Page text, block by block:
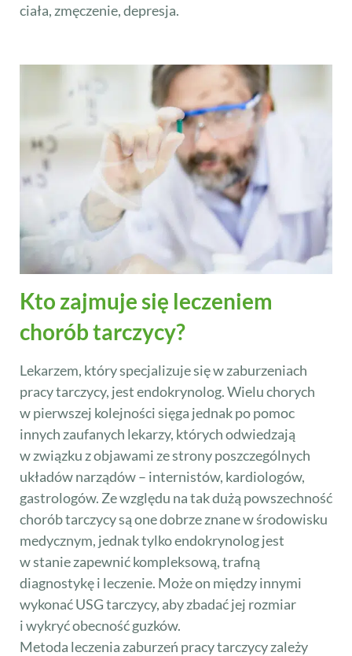
ciała, zmęczenie, depresja.
Kto zajmuje się leczeniem
chorób tarczycy?
Lekarzem, który specjalizuje się w zaburzeniach
pracy tarczycy, jest endokrynolog. Wielu chorych
w pierwszej kolejności sięga jednak po pomoc
innych zaufanych lekarzy, których odwiedzają
w związku z objawami ze strony poszczególnych
układów narządów – internistów, kardiologów,
gastrologów. Ze względu na tak dużą powszechność
chorób tarczycy są one dobrze znane w środowisku
medycznym, jednak tylko endokrynolog jest
w stanie zapewnić kompleksową, trafną
diagnostykę i leczenie. Może on między innymi
wykonać USG tarczycy, aby zbadać jej rozmiar
i wykryć obecność guzków.
Metoda leczenia zaburzeń pracy tarczycy zależy